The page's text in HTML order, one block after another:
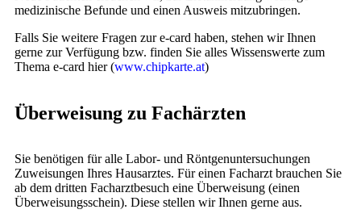
medizinische Befunde und einen Ausweis mitzubringen.
Falls Sie weitere Fragen zur e-card haben, stehen wir Ihnen
gerne zur Verfügung bzw. finden Sie alles Wissenswerte zum
Thema e-card hier (www.chipkarte.at)
Überweisung zu Fachärzten
Sie benötigen für alle Labor- und Röntgenuntersuchungen
Zuweisungen Ihres Hausarztes. Für einen Facharzt brauchen Sie
ab dem dritten Facharztbesuch eine Überweisung (einen
Überweisungsschein). Diese stellen wir Ihnen gerne aus.